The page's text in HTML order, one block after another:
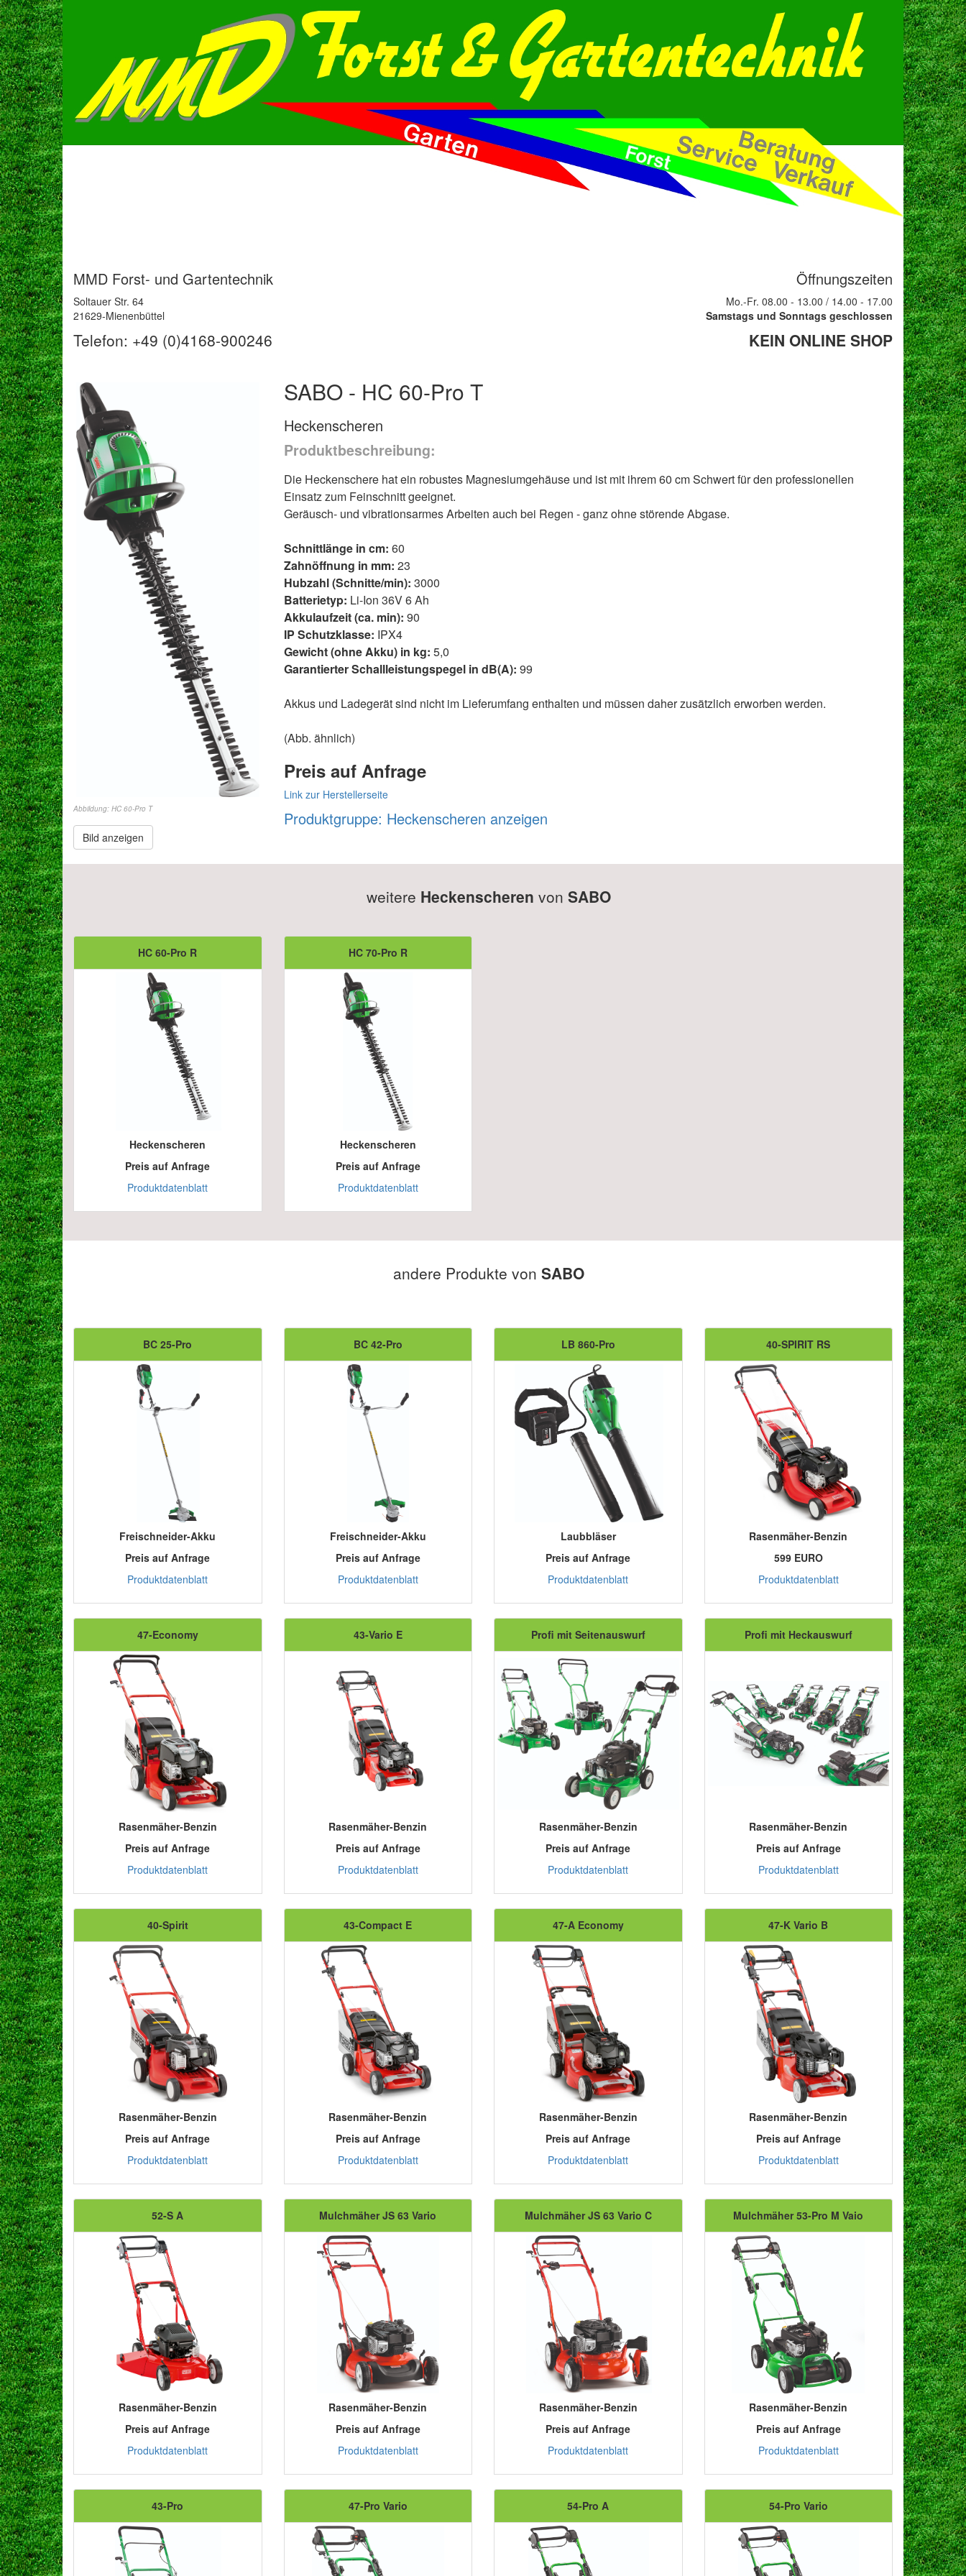
MMD Forst- und Gartentechnik
Soltauer Str. 64
21629-Mienenbüttel
Telefon: +49 (0)4168-900246
Öffnungszeiten
Mo.-Fr. 08.00 - 13.00 / 14.00 - 17.00
Samstags und Sonntags geschlossen
KEIN ONLINE SHOP
Abbildung: HC 60-Pro T
Bild anzeigen
SABO - HC 60-Pro T
Heckenscheren
Produktbeschreibung:
Die Heckenschere hat ein robustes Magnesiumgehäuse und ist mit ihrem 60 cm Schwert für den professionellen
Einsatz zum Feinschnitt geeignet.
Geräusch- und vibrationsarmes Arbeiten auch bei Regen - ganz ohne störende Abgase.
Schnittlänge in cm: 60
Zahnöffnung in mm: 23
Hubzahl (Schnitte/min): 3000
Batterietyp: Li-Ion 36V 6 Ah
Akkulaufzeit (ca. min): 90
IP Schutzklasse: IPX4
Gewicht (ohne Akku) in kg: 5,0
Garantierter Schallleistungspegel in dB(A): 99
Akkus und Ladegerät sind nicht im Lieferumfang enthalten und müssen daher zusätzlich erworben werden.
(Abb. ähnlich)
Preis auf Anfrage
Link zur Herstellerseite
Produktgruppe: Heckenscheren anzeigen
weitere Heckenscheren von SABO
HC 60-Pro R
Heckenscheren
Preis auf Anfrage
Produktdatenblatt
HC 70-Pro R
Heckenscheren
Preis auf Anfrage
Produktdatenblatt
andere Produkte von SABO
BC 25-Pro
Freischneider-Akku
Preis auf Anfrage
Produktdatenblatt
BC 42-Pro
Freischneider-Akku
Preis auf Anfrage
Produktdatenblatt
LB 860-Pro
Laubbläser
Preis auf Anfrage
Produktdatenblatt
40-SPIRIT RS
Rasenmäher-Benzin
599 EURO
Produktdatenblatt
47-Economy
Rasenmäher-Benzin
Preis auf Anfrage
Produktdatenblatt
43-Vario E
Rasenmäher-Benzin
Preis auf Anfrage
Produktdatenblatt
Profi mit Seitenauswurf
Rasenmäher-Benzin
Preis auf Anfrage
Produktdatenblatt
Profi mit Heckauswurf
Rasenmäher-Benzin
Preis auf Anfrage
Produktdatenblatt
40-Spirit
Rasenmäher-Benzin
Preis auf Anfrage
Produktdatenblatt
43-Compact E
Rasenmäher-Benzin
Preis auf Anfrage
Produktdatenblatt
47-A Economy
Rasenmäher-Benzin
Preis auf Anfrage
Produktdatenblatt
47-K Vario B
Rasenmäher-Benzin
Preis auf Anfrage
Produktdatenblatt
52-S A
Rasenmäher-Benzin
Preis auf Anfrage
Produktdatenblatt
Mulchmäher JS 63 Vario
Rasenmäher-Benzin
Preis auf Anfrage
Produktdatenblatt
Mulchmäher JS 63 Vario C
Rasenmäher-Benzin
Preis auf Anfrage
Produktdatenblatt
Mulchmäher 53-Pro M Vaio
Rasenmäher-Benzin
Preis auf Anfrage
Produktdatenblatt
43-Pro 47-Pro Vario 54-Pro A 54-Pro Vario